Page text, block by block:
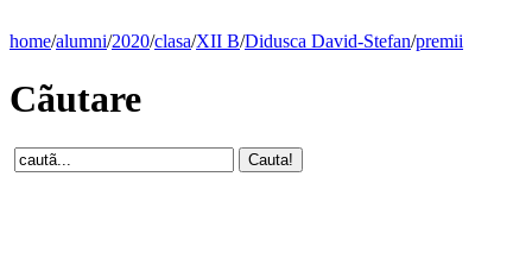
home/alumni/2020/clasa/XII B/Didusca David-Stefan/premii
Cãutare